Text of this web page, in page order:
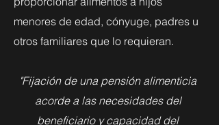
menores de edad, cónyuge, padres u
otros familiares que lo requieran.
"Fijación de una pensión alimenticia
acorde a las necesidades del
beneficiario y capacidad del